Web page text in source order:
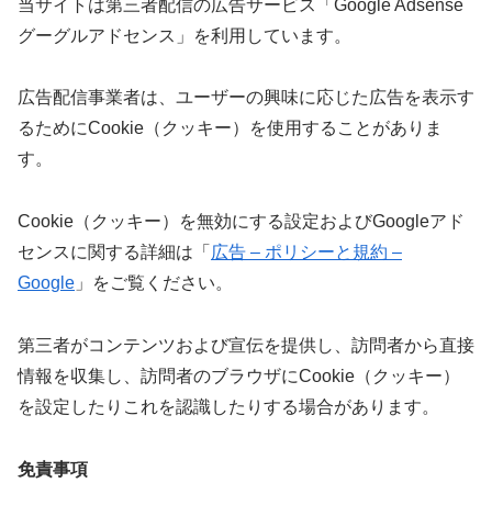
当サイトは第三者配信の広告サービス「Google Adsense
グーグルアドセンス」を利用しています。
広告配信事業者は、ユーザーの興味に応じた広告を表示す
るためにCookie（クッキー）を使用することがありま
す。
Cookie（クッキー）を無効にする設定およびGoogleアド
センスに関する詳細は「 広告 – ポリシーと規約 –
Google 」をご覧ください。
第三者がコンテンツおよび宣伝を提供し、訪問者から直接
情報を収集し、訪問者のブラウザにCookie（クッキー）
を設定したりこれを認識したりする場合があります。
免責事項